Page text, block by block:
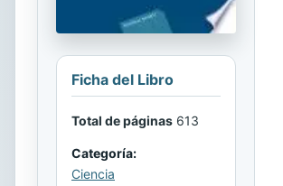
Ficha del Libro
Total de páginas 613
Categoría:
Ciencia